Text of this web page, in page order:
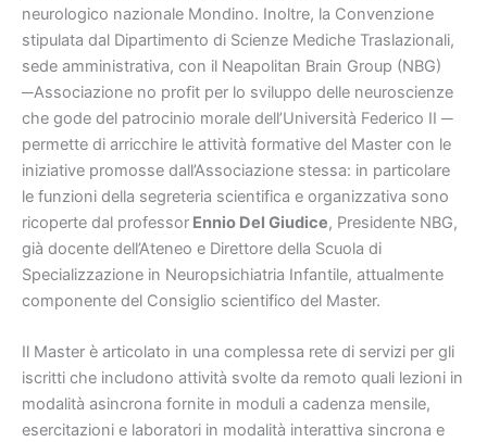
neurologico nazionale Mondino. Inoltre, la Convenzione
stipulata dal Dipartimento di Scienze Mediche Traslazionali,
sede amministrativa, con il Neapolitan Brain Group (NBG)
─Associazione no profit per lo sviluppo delle neuroscienze
che gode del patrocinio morale dell’Università Federico II ─
permette di arricchire le attività formative del Master con le
iniziative promosse dall’Associazione stessa: in particolare
le funzioni della segreteria scientifica e organizzativa sono
ricoperte dal professor Ennio Del Giudice, Presidente NBG,
già docente dell’Ateneo e Direttore della Scuola di
Specializzazione in Neuropsichiatria Infantile, attualmente
componente del Consiglio scientifico del Master.
Il Master è articolato in una complessa rete di servizi per gli
iscritti che includono attività svolte da remoto quali lezioni in
modalità asincrona fornite in moduli a cadenza mensile,
esercitazioni e laboratori in modalità interattiva sincrona e